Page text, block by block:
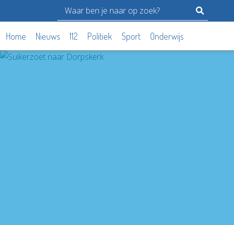
Home Nieuws 112 Politiek Sport Onderwijs